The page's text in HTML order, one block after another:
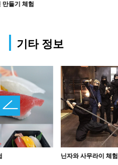
만들기 체험
기타 정보
닌자와 사무라이 체험